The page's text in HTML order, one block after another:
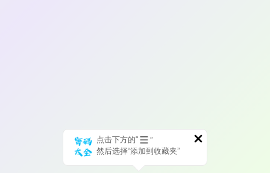
点击下方的“
”
然后选择“添加到收藏夹”